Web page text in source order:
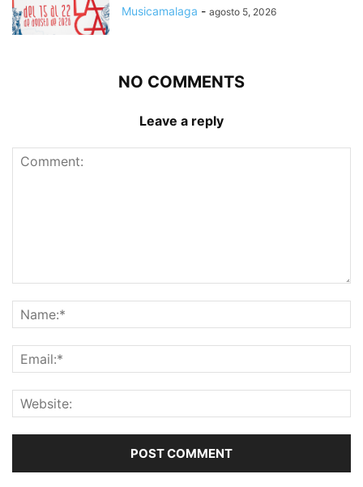
Musicamalaga - agosto 5, 2026
NO COMMENTS
Leave a reply